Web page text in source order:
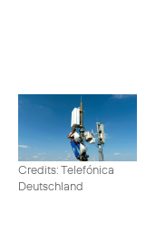
Credits: Telefónica
Deutschland